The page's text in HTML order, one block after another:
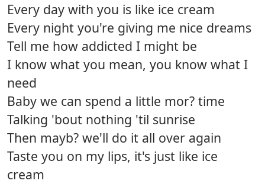
Every day with you is like ice cream
Every night you're giving me nice dreams
Tell me how addicted I might be
I know what you mean, you know what I
need
Baby we can spend a little mor? time
Talking 'bout nothing 'til sunrise
Then mayb? we'll do it all over again
Taste you on my lips, it's just like ice
cream